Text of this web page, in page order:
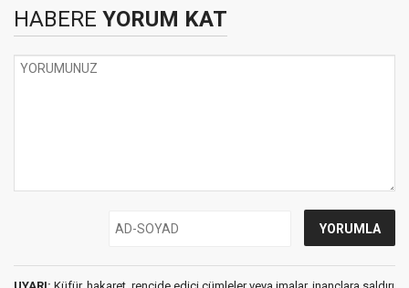
HABERE YORUM KAT